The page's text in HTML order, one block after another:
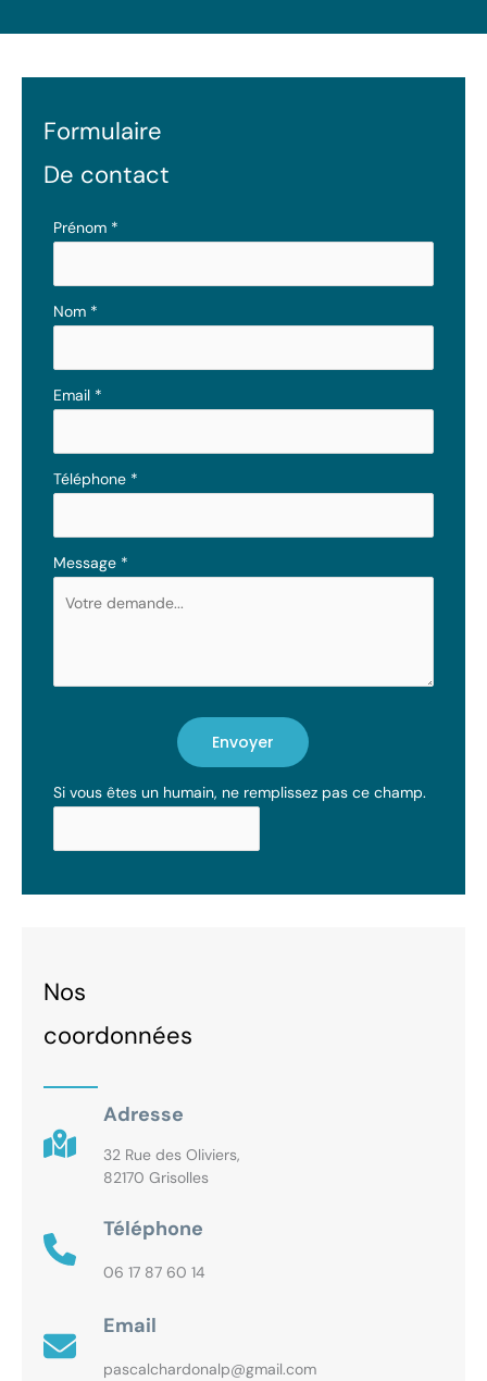
Formulaire
De contact
Formulaire
avec
téléphone
Prénom *
Nom *
Email *
Téléphone *
Message *
Envoyer
Si vous êtes un humain, ne remplissez pas ce champ.
Nos
coordonnées
Adresse
32 Rue des Oliviers,
82170 Grisolles
Téléphone
06 17 87 60 14
Email
pascalchardonalp@gmail.com